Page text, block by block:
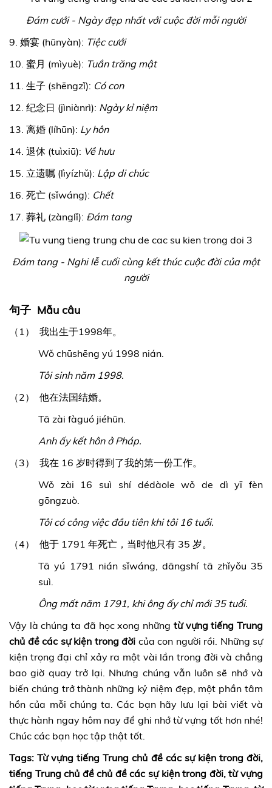
Đám cưới - Ngày đẹp nhất với cuộc đời mỗi người
9. 婚宴 (hūnyàn): Tiệc cưới
10. 蜜月 (mìyuè): Tuần trăng mật
11. 生子 (shēngzǐ): Có con
12. 纪念日 (jìniànrì): Ngày kỉ niệm
13. 离婚 (líhūn): Ly hôn
14. 退休 (tuìxiū): Về hưu
15. 立遗嘱 (lìyízhǔ): Lập di chúc
16. 死亡 (sǐwáng): Chết
17. 葬礼 (zànglǐ): Đám tang
Đám tang - Nghi lễ cuối cùng kết thúc cuộc đời của một
người
句子 Mẫu câu
（1） 我出生于1998年。
Wǒ chūshēng yú 1998 nián.
Tôi sinh năm 1998.
（2） 他在法国结婚。
Tā zài fàguó jiéhūn.
Anh ấy kết hôn ở Pháp.
（3） 我在 16 岁时得到了我的第一份工作。
Wǒ zài 16 suì shí dédàole wǒ de dì yī fèn
gōngzuò.
Tôi có công việc đầu tiên khi tôi 16 tuổi.
（4） 他于 1791 年死亡，当时他只有 35 岁。
Tā yú 1791 nián sǐwáng, dāngshí tā zhǐyǒu 35
suì.
Ông mất năm 1791, khi ông ấy chỉ mới 35 tuổi.
Vậy là chúng ta đã học xong những từ vựng tiếng Trung
chủ đề các sự kiện trong đời của con người rồi. Những sự
kiện trọng đại chỉ xảy ra một vài lần trong đời và chẳng
bao giờ quay trở lại. Nhưng chúng vẫn luôn sẽ nhớ và
biến chúng trở thành những kỷ niệm đẹp, một phần tâm
hồn của mỗi chúng ta. Các bạn hãy lưu lại bài viết và
thực hành ngay hôm nay để ghi nhớ từ vựng tốt hơn nhé!
Chúc các bạn học tập thật tốt.
Tags: Từ vựng tiếng Trung chủ đề các sự kiện trong đời,
tiếng Trung chủ đề chủ đề các sự kiện trong đời, từ vựng